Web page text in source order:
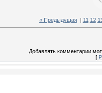
« Предыдущая| 11 12
Добавлять комментарии
[